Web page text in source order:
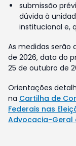
submissão
dúvida à
institucional e,
As medidas serão
de 2026, data do
25 de outubro de
Orientações
na Cartilha de
Federais nas
Advocacia-Geral